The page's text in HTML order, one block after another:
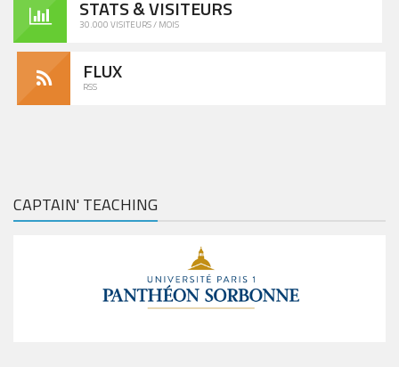
STATS & VISITEURS
30.000 VISITEURS / MOIS
FLUX
RSS
CAPTAIN' TEACHING